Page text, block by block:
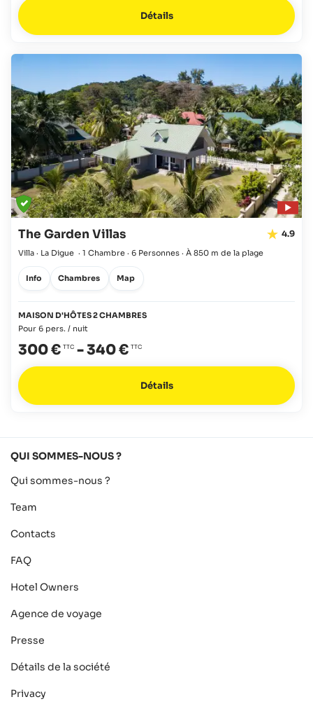
Détails
The Garden Villas 4.9
Villa · La Digue · 1 Chambre · 6 Personnes · À 850 m de la plage
Info Chambres Map
MAISON D'HÔTES 2 CHAMBRES
Pour 6 pers. / nuit
300 € -340 €
Détails
QUI SOMMES-NOUS ?
Qui sommes-nous ?
Team
Contacts
FAQ
Hotel Owners
Agence de voyage
Presse
Détails de la société
Privacy